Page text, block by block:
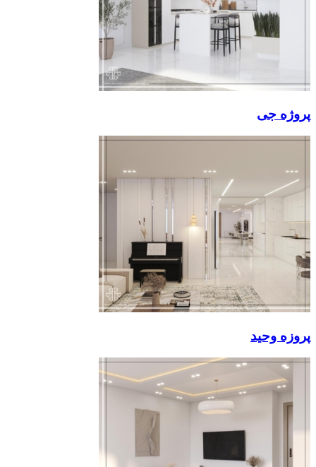
پروژه جی
پروزه وحید